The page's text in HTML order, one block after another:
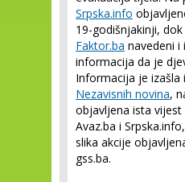
Srpska.info
19-godišnjakinji,
Faktor.ba navedeni i
informacija da je
Informacija je izašla
Nezavisnih novina,
objavljena ista
Avaz.ba i
slika akcije
gss.ba.